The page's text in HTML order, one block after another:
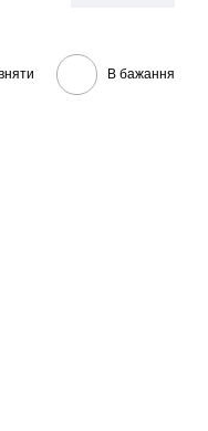
В бажання